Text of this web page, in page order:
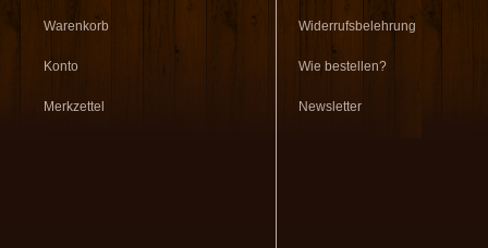
Warenkorb
Konto
Merkzettel
Widerrufsbelehrung
Wie bestellen?
Newsletter